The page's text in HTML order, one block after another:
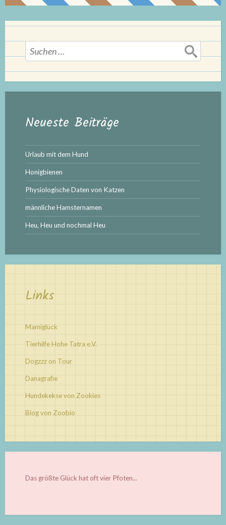
Suchen
nach:
Neueste Beiträge
Urlaub mit dem Hund
Honigbienen
Physiologische Daten von Katzen
männliche Hamsternamen
Heu, Heu und nochmal Heu
Links
Mamiglück
Tierhilfe Hohe Tatra e.V.
Dogzzz on Tour
Danagrafie
Hundekekse von Zookies
Blog von Zoobio
Das größte Glück hat oft vier Pfoten...